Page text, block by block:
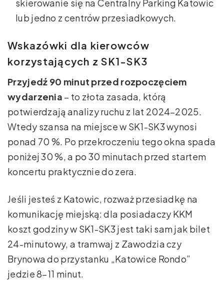
skierowanie się na Centralny Parking Katowic
lub jedno z centrów przesiadkowych.
Wskazówki dla kierowców
korzystających z SK1-SK3
Przyjedź 90 minut przed rozpoczęciem
wydarzenia – to złota zasada, którą
potwierdzają analizy ruchu z lat 2024–2025.
Wtedy szansa na miejsce w SK1-SK3 wynosi
ponad 70 %. Po przekroczeniu tego okna spada
poniżej 30 %, a po 30 minutach przed startem
koncertu praktycznie do zera.
Jeśli jesteś z Katowic, rozważ przesiadkę na
komunikację miejską: dla posiadaczy KKM
koszt godziny w SK1-SK3 jest taki sam jak bilet
24-minutowy, a tramwaj z Zawodzia czy
Brynowa do przystanku „Katowice Rondo”
jedzie 8–11 minut.